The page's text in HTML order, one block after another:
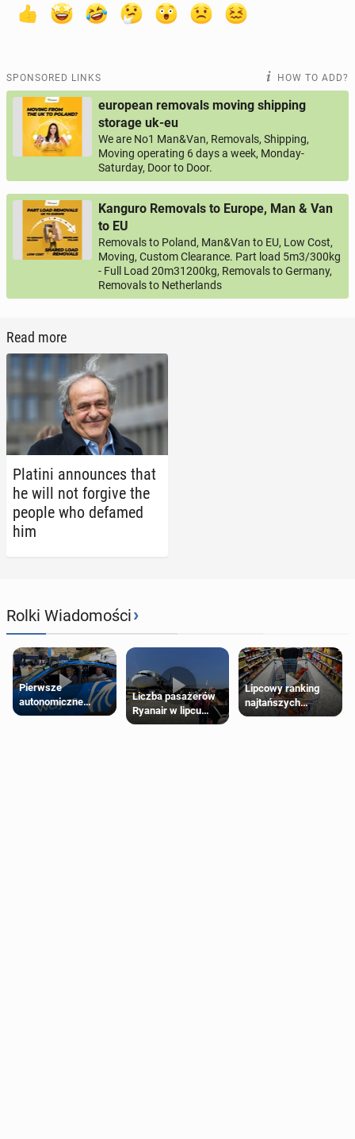
SPONSORED LINKS HOW TO ADD?
european removals moving shipping
storage uk-eu
We are No1 Man&Van, Removals, Shipping,
Moving operating 6 days a week, Monday-
Saturday, Door to Door.
Kanguro Removals to Europe, Man & Van
to EU
Removals to Poland, Man&Van to EU, Low Cost,
Moving, Custom Clearance. Part load 5m3/300kg
- Full Load 20m31200kg, Removals to Germany,
Removals to Netherlands
Read more
Platini an­nounces that
he will not forgive the
people who defamed
him
Rolki Wiadomości›
Pierwsze
autonomiczne
Ubery pojawią się
Liczba pasażerów
Ryanair w lipcu
pobiła rekord
Lipcowy ranking
najtańszych
supermarketów